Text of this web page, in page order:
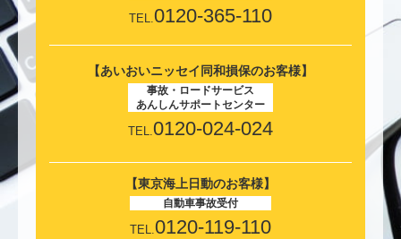
TEL.0120-365-110
【あいおいニッセイ同和損保のお客様】
事故・ロードサービス
あんしんサポートセンター
TEL.0120-024-024
【東京海上日動のお客様】
自動車事故受付
TEL.0120-119-110